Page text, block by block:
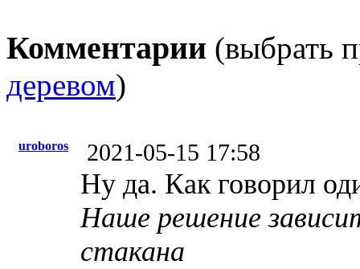
Комментарии (выбрать
деревом)
uroboros 2021-05-15 17:58
Ну да. Как говорил
Наше решение
стакана